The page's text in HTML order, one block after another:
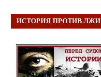
ИСТОРИЯ ПРОТИВ ЛЖИ